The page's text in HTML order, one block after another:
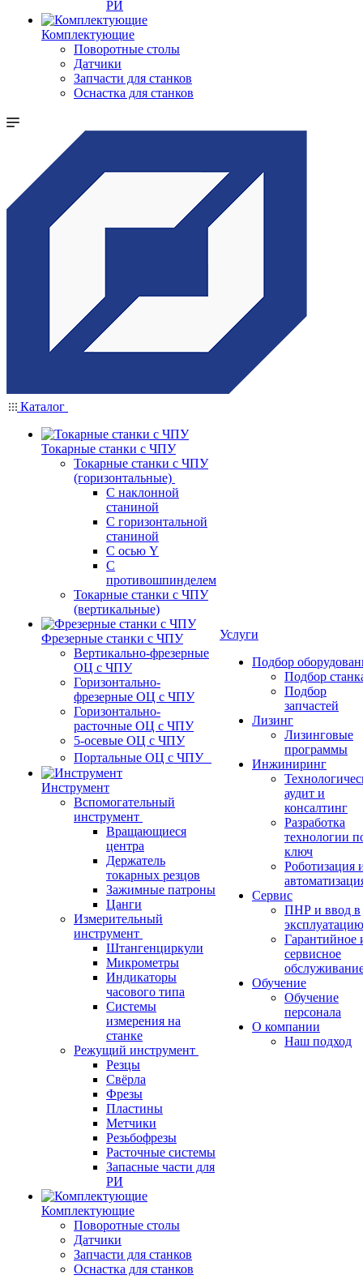
РИ
Комплектующие
Поворотные столы
Датчики
Запчасти для станков
Оснастка для станков
Каталог
Токарные станки с ЧПУ
Токарные станки с ЧПУ
(горизонтальные)
С наклонной
станиной
С горизонтальной
станиной
С осью Y
С
противошпинделем
Токарные станки с ЧПУ
(вертикальные)
Фрезерные станки с ЧПУ
Вертикально-фрезерные
ОЦ с ЧПУ
Горизонтально-
фрезерные ОЦ с ЧПУ
Горизонтально-
расточные ОЦ с ЧПУ
5-осевые ОЦ с ЧПУ
Портальные ОЦ с ЧПУ
Инструмент
Вспомогательный
инструмент
Вращающиеся
центра
Держатель
токарных резцов
Зажимные патроны
Цанги
Измерительный
инструмент
Штангенциркули
Микрометры
Индикаторы
часового типа
Системы
измерения на
станке
Режущий инструмент
Резцы
Свёрла
Фрезы
Пластины
Метчики
Резьбофрезы
Расточные системы
Запасные части для
РИ
Комплектующие
Поворотные столы
Датчики
Запчасти для станков
Оснастка для станков
Услуги
Подбор
Подбор
Подбор
запчастей
Лизинг
Лизинговые
программы
Инжиниринг
аудит и
консалтинг
Разработка
технологии
ключ
Роботизация
Сервис
ПНР и ввод в
эксплуатацию
Гарантийное
сервисное
Обучение
Обучение
персонала
О компании
Наш подход